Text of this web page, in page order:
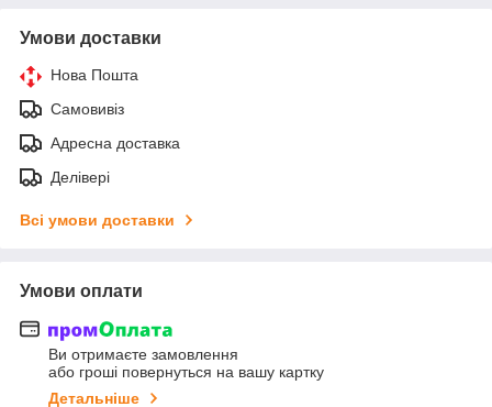
Умови доставки
Нова Пошта
Самовивіз
Адресна доставка
Делівері
Всі умови доставки
Умови оплати
Ви отримаєте замовлення
або гроші повернуться на вашу картку
Детальніше